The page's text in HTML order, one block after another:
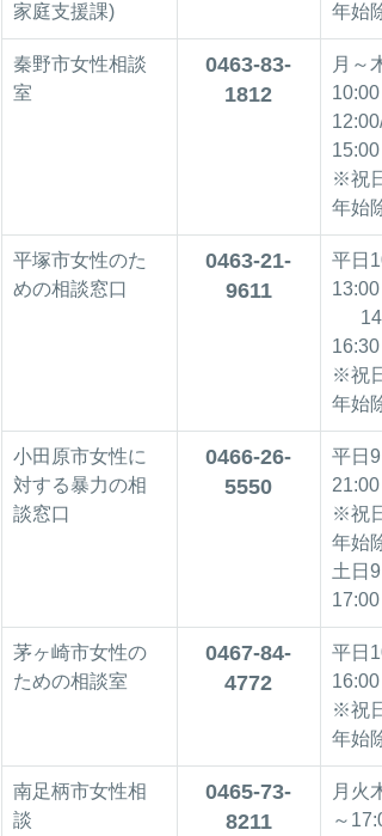
家庭支援課)
年始
秦野市女性相談
室
0463-83-
1812
月～
10:00
15:00
※祝
年始
平塚市女性のた
めの相談窓口
0463-21-
9611
平日
13:00
16:30
※祝
年始
小田原市女性に
対する暴力の相
談窓口
0466-26-
5550
平日
21:00
※祝
年始
土日
17:00
茅ヶ崎市女性の
ための相談室
0467-84-
4772
平日
16:00
※祝
年始
南足柄市女性相
談
0465-73-
8211
月火
～